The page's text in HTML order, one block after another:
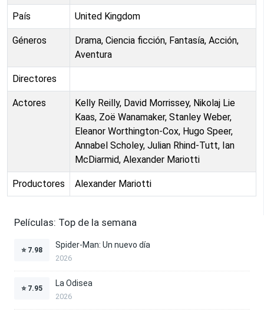
País United Kingdom
Géneros
Drama, Ciencia ficción, Fantasía, Acción,
Aventura
Directores
Actores
Kelly Reilly, David Morrissey, Nikolaj Lie
Kaas, Zoë Wanamaker, Stanley Weber,
Eleanor Worthington-Cox, Hugo Speer,
Annabel Scholey, Julian Rhind-Tutt, Ian
McDiarmid, Alexander Mariotti
Productores Alexander Mariotti
Películas: Top de la semana
⭐ 7.98
Spider-Man: Un nuevo día
2026
⭐ 7.95
La Odisea
2026